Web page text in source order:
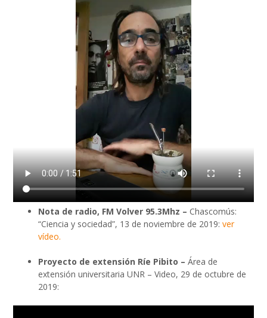
Nota de radio, FM Volver 95.3Mhz – Chascomús:
“Ciencia y sociedad”, 13 de noviembre de 2019: ver
vídeo.
Proyecto de extensión Ríe Pibito – Área de
extensión universitaria UNR – Video, 29 de octubre de
2019: